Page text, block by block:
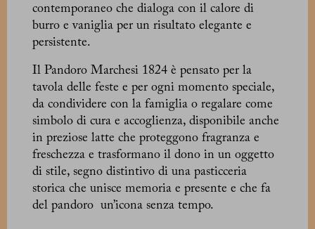
contemporaneo che dialoga con il calore di
burro e vaniglia per un risultato elegante e
persistente.
Il Pandoro Marchesi 1824 è pensato per la
tavola delle feste e per ogni momento speciale,
da condividere con la famiglia o regalare come
simbolo di cura e accoglienza, disponibile anche
in preziose latte che proteggono fragranza e
freschezza e trasformano il dono in un oggetto
di stile, segno distintivo di una pasticceria
storica che unisce memoria e presente e che fa
del pandoro un’icona senza tempo.